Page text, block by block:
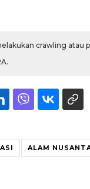
crawling atau
ALAM